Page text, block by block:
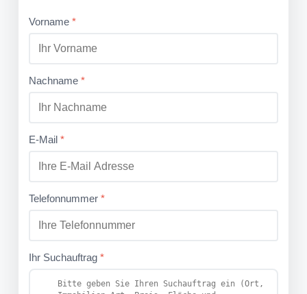
Vorname *
Nachname *
E-Mail *
Telefonnummer *
Ihr Suchauftrag *